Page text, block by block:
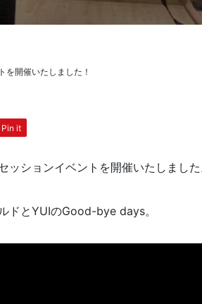
を開催いたしました！
Pin it
ッションイベントを開催いたしまし
ドとYUIのGood-bye days。